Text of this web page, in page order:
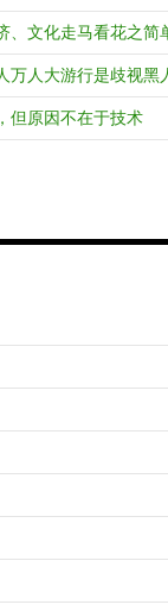
、文化走马看花之简
万人大游行是歧视黑
但原因不在于技术